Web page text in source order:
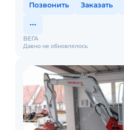
Позвонить Заказать
Давно не обновлялось
ВЕГА